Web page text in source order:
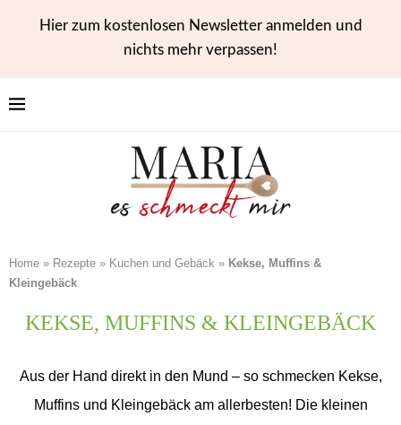
Hier zum kostenlosen Newsletter anmelden und
nichts mehr verpassen!
Home » Rezepte » Kuchen und Gebäck » Kekse, Muffins &
Kleingebäck
KEKSE, MUFFINS & KLEINGEBÄCK
Aus der Hand direkt in den Mund – so schmecken Kekse,
Muffins und Kleingebäck am allerbesten! Die kleinen